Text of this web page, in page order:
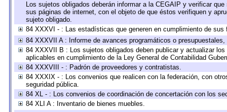
Los sujetos obligados deberán informar a la CEGAIP y verificar
sus páginas de internet, con el objeto de que éstos verifiquen y
sujeto obligado.
84 XXXVI - : Las estadísticas que generen en cumplimiento de
84 XXXVII A : Informe de avances programáticos o
84 XXXVII B : Los sujetos obligados deben publicar y actualizar
aplicables en cumplimiento de la Ley General de Contabilidad
84 XXXVIII - : Padrón de proveedores y contratistas.
84 XXXIX - : Los convenios que realicen con la federación, con
seguridad pública.
84 XL - : Los convenios de coordinación de concertación con los
84 XLI A : Inventario de bienes muebles.